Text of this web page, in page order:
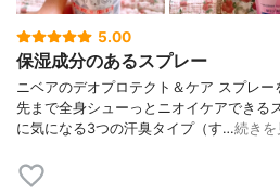
5.00
保湿成分のあるスプレー
ニベアのデオプロテクト＆ケア スプレ
先まで全身シューっとニオイケアできる
に気になる3つの汗臭タイプ（す…続きを